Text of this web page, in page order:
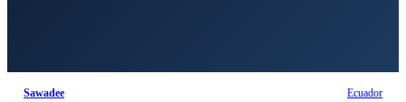
Sawadee Ecuador